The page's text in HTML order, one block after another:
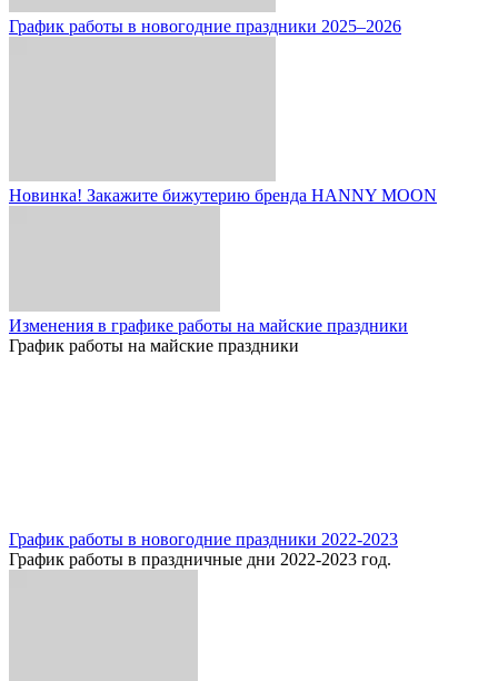
График работы в новогодние праздники 2025–2026
Новинка! Закажите бижутерию бренда HANNY MOON
Изменения в графике работы на майские праздники
График работы на майские праздники
График работы в новогодние праздники 2022-2023
График работы в праздничные дни 2022-2023 год.